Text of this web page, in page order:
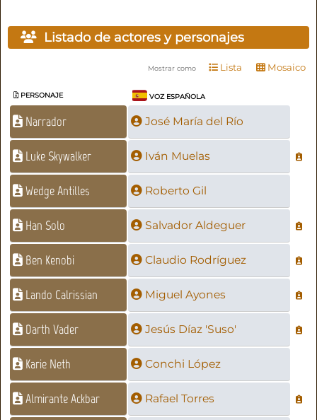
Listado de actores y personajes
Mostrar como Lista Mosaico
PERSONAJE VOZ ESPAÑOLA
Narrador José María del Río
Luke Skywalker Iván Muelas
Wedge Antilles Roberto Gil
Han Solo Salvador Aldeguer
Ben Kenobi Claudio Rodríguez
Lando Calrissian Miguel Ayones
Darth Vader Jesús Díaz 'Suso'
Karie Neth Conchi López
Almirante Ackbar Rafael Torres